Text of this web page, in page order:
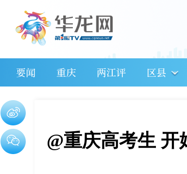
要闻 重庆 两江评 区县
@重庆高考生